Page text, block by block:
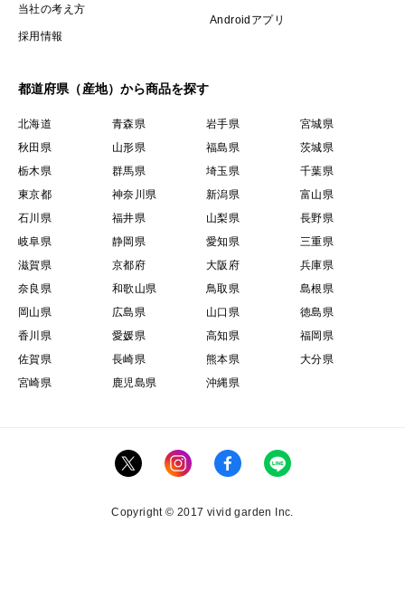
当社の考え方
採用情報
Androidアプリ
都道府県（産地）から商品を探す
北海道 青森県 岩手県
宮城県
秋田県
山形県 福島県
茨城県
栃木県
群馬県 埼玉県
千葉県
東京都
神奈川県 新潟県
富山県
石川県
福井県 山梨県
長野県
岐阜県
静岡県 愛知県
三重県
滋賀県
京都府 大阪府
兵庫県
奈良県
和歌山県 鳥取県
島根県
岡山県
広島県 山口県
徳島県
香川県
愛媛県 高知県
福岡県
佐賀県
長崎県 熊本県
大分県
宮崎県
鹿児島県 沖縄県
Copyright © 2017 vivid garden Inc.